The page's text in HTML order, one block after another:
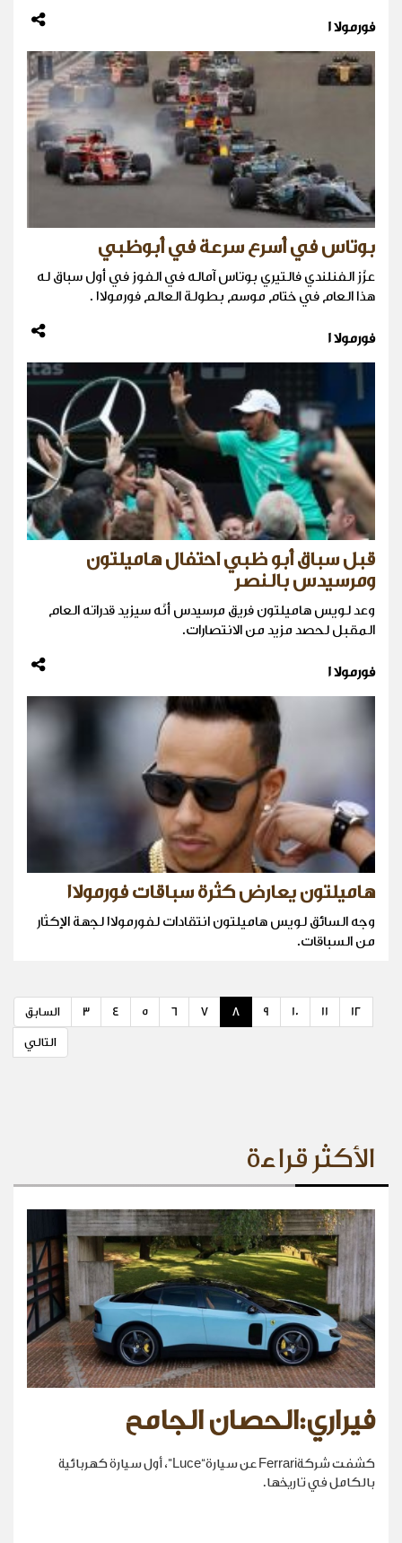
فورمولا 1
بوتاس في أسرع سرعة في أبوظبي
عزّز الفنلندي فالتيري بوتاس آماله في الفوز في أول سباق له
هذا العام في ختام موسم بطولة العالم فورمولا١ .
فورمولا 1
قبل سباق أبو ظبي احتفال هاميلتون
ومرسيدس بالنصر
وعد لويس هاميلتون فريق مرسيدس أنّه سيزيد قدراته العام
المقبل لحصد مزيد من الانتصارات.
فورمولا 1
هاميلتون يعارض كثرة سباقات فورمولا١
وجه السائق لويس هاميلتون انتقادات لفورمولا١ لجهة الإكثار
من السباقات.
السابق 3 4 5 6 7 8 9 10 11 12
التالي
الأكثر قراءة
فيراري:الحصان الجامح
كشفت شركةFerrari عن سيارة“Luce”، أول سيارة كهربائية
بالكامل في تاريخها.